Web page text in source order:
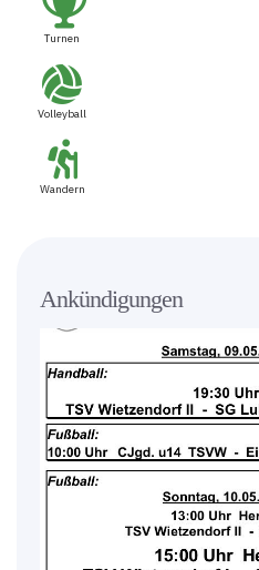
Turnen
Volleyball
Wandern
Ankündigungen